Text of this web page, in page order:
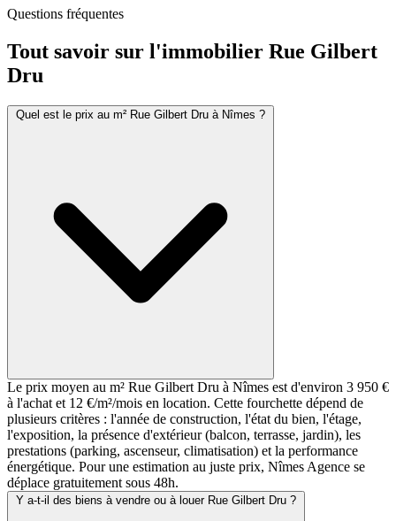
Questions fréquentes
Tout savoir sur l'immobilier Rue Gilbert
Dru
Quel est le prix au m² Rue Gilbert Dru à Nîmes ?
Le prix moyen au m² Rue Gilbert Dru à Nîmes est d'environ 3 950 €
à l'achat et 12 €/m²/mois en location. Cette fourchette dépend de
plusieurs critères : l'année de construction, l'état du bien, l'étage,
l'exposition, la présence d'extérieur (balcon, terrasse, jardin), les
prestations (parking, ascenseur, climatisation) et la performance
énergétique. Pour une estimation au juste prix, Nîmes Agence se
déplace gratuitement sous 48h.
Y a-t-il des biens à vendre ou à louer Rue Gilbert Dru ?